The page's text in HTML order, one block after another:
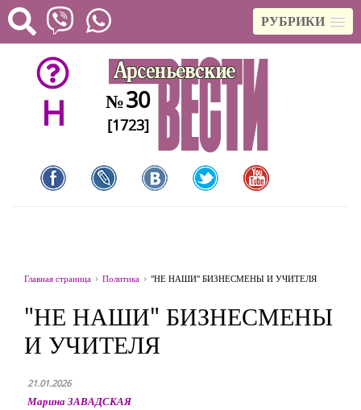
РУБРИКИ
H №30
[1723]
Главная страница Политика "НЕ НАШИ" БИЗНЕСМЕНЫ И УЧИТЕЛЯ
"НЕ НАШИ" БИЗНЕСМЕНЫ
И УЧИТЕЛЯ
21.01.2026
Марина ЗАВАДСКАЯ